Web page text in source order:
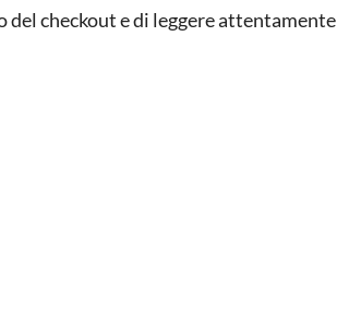
checkout e di leggere attentamente